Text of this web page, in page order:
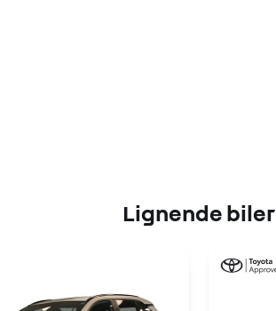
Lignende biler